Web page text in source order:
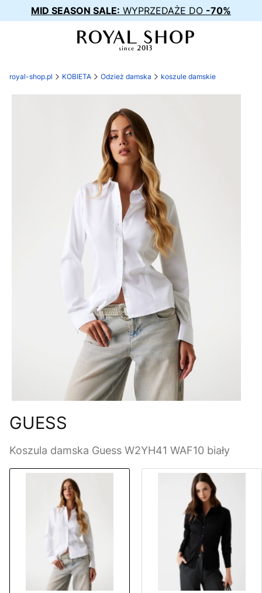
MID SEASON SALE: WYPRZEDAŻE DO -70%
royal-shop.pl KOBIETA Odzież damska koszule damskie
GUESS
Koszula damska Guess W2YH41 WAF10 biały